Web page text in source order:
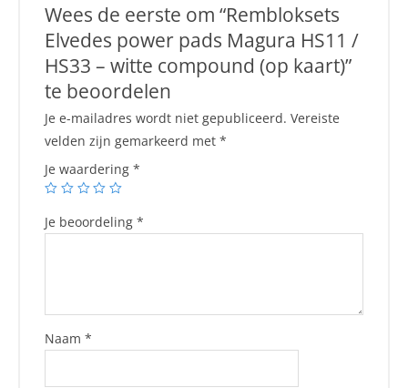
Wees de eerste om “Rembloksets
Elvedes power pads Magura HS11 /
HS33 – witte compound (op kaart)”
te beoordelen
Je e-mailadres wordt niet gepubliceerd. Vereiste
velden zijn gemarkeerd met*
Je waardering*
Je beoordeling*
Naam*